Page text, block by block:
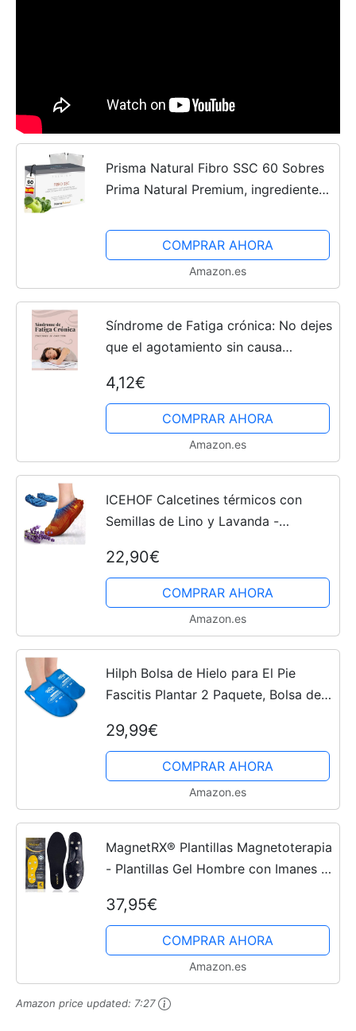
Prisma Natural Fibro SSC 60 Sobres
Prima Natural Premium, ingredientes
CARNITINA. NADH, Coencima
Q10...Fatiga crónica y...
COMPRAR AHORA
Amazon.es
Síndrome de Fatiga crónica: No dejes
que el agotamiento sin causa
fatiga crónica es real y puedes hacer
mucho para...
4,12€
COMPRAR AHORA
Amazon.es
ICEHOF Calcetines térmicos con
Semillas de Lino y Lavanda -
calentables en microondas -
Calcetines térmicos para pies
Calientes
22,90€
COMPRAR AHORA
Amazon.es
Hilph Bolsa de Hielo para El Pie
Fascitis Plantar 2 Paquete, Bolsa de
refrigeración, Zapatillas de Hielo
Terapia para...
29,99€
COMPRAR AHORA
Amazon.es
MagnetRX® Plantillas Magnetoterapia
- Plantillas Gel Hombre con Imanes -
para Fascitis Plantar y Alivio del
Dolor (Hombre...
37,95€
COMPRAR AHORA
Amazon.es
Amazon price updated: 7:27